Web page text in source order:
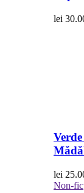
lei
lei
Non-